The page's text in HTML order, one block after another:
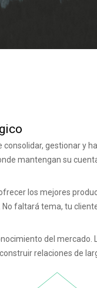
gestionar y
mantengan su
los mejores
faltará tema, tu
del
relaciones de